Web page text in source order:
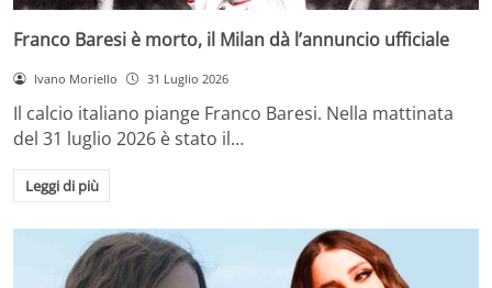
Franco Baresi è morto, il Milan dà l’annuncio ufficiale
Ivano Moriello 31 Luglio 2026
Il calcio italiano piange Franco Baresi. Nella mattinata
del 31 luglio 2026 è stato il…
Leggi di più